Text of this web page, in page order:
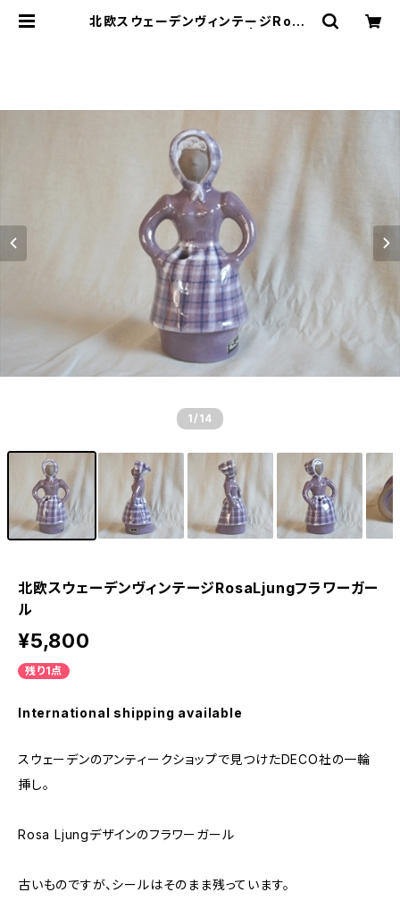
北欧スウェーデンヴィンテージRosa
1 /14
北欧スウェーデンヴィンテージRosaLjungフラワーガー
ル
¥5,800
残り1点
International shipping available
スウェーデンのアンティークショップで見つけたDECO社の一輪
挿し。
Rosa Ljungデザインのフラワーガール
古いものですが、シールはそのまま残っています。